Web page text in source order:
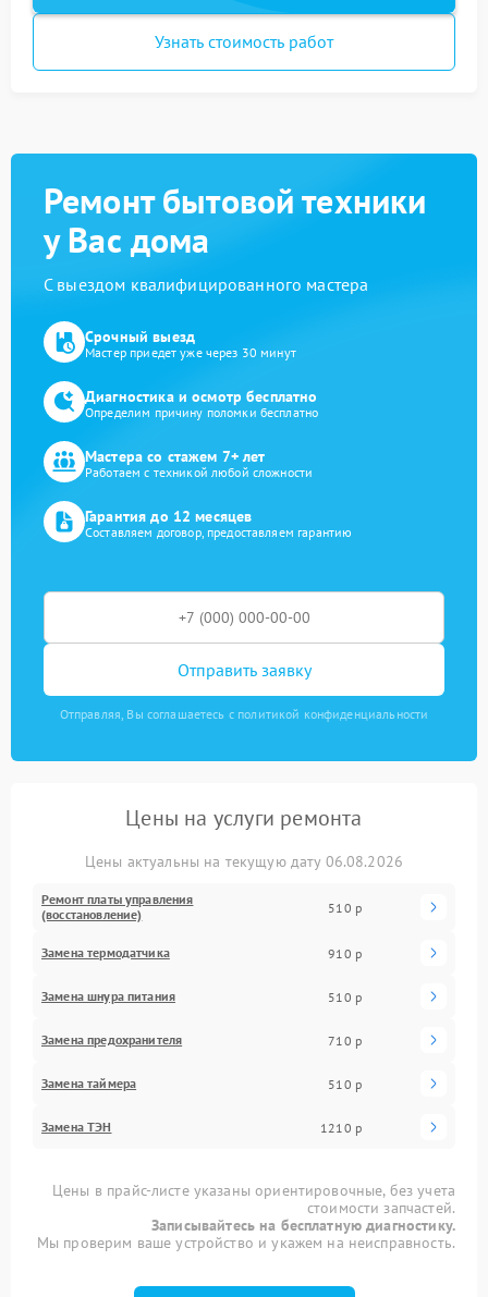
Узнать стоимость работ
Ремонт бытовой техники
у Вас дома
С выездом квалифицированного мастера
Срочный выезд
Мастер приедет уже через 30 минут
Диагностика и осмотр бесплатно
Определим причину поломки бесплатно
Мастера со стажем 7+ лет
Работаем с техникой любой сложности
Гарантия до 12 месяцев
Составляем договор, предоставляем гарантию
Отправить заявку
Отправляя, Вы соглашаетесь с политикой конфиденциальности
Цены на услуги ремонта
Цены актуальны на текущую дату 06.08.2026
Ремонт платы управления
(восстановление)
510 р
Замена термодатчика 910 р
Замена шнура питания 510 р
Замена предохранителя 710 р
Замена таймера 510 р
Замена ТЭН 1210 р
Цены в прайс-листе указаны ориентировочные, без учета
стоимости запчастей.
Записывайтесь на бесплатную диагностику.
Мы проверим ваше устройство и укажем на неисправность.